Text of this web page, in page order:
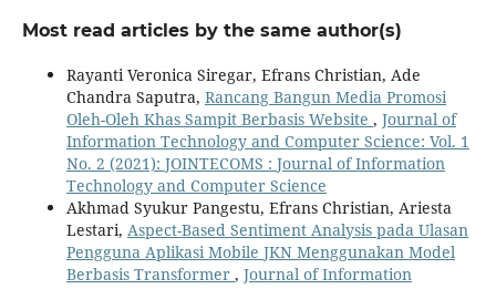
Most read articles by the same author(s)
Rayanti Veronica Siregar, Efrans Christian, Ade
Chandra Saputra, Rancang Bangun Media Promosi
Oleh-Oleh Khas Sampit Berbasis Website , Journal of
Information Technology and Computer Science: Vol. 1
No. 2 (2021): JOINTECOMS : Journal of Information
Technology and Computer Science
Akhmad Syukur Pangestu, Efrans Christian, Ariesta
Lestari, Aspect-Based Sentiment Analysis pada Ulasan
Pengguna Aplikasi Mobile JKN Menggunakan Model
Berbasis Transformer , Journal of Information